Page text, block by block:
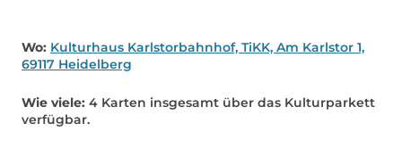
Wo: Kulturhaus Karlstorbahnhof, TiKK, Am Karlstor 1,
69117 Heidelberg
Wie viele: 4 Karten insgesamt über das Kulturparkett
verfügbar.